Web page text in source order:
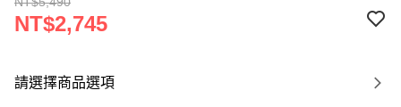
NT$2,745
請選擇商品選項